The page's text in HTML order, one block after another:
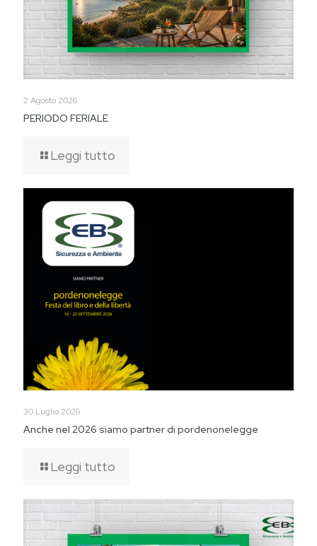
2 Agosto 2026
PERIODO FERIALE
Leggi tutto
30 Luglio 2026
Anche nel 2026 siamo partner di pordenonelegge
Leggi tutto